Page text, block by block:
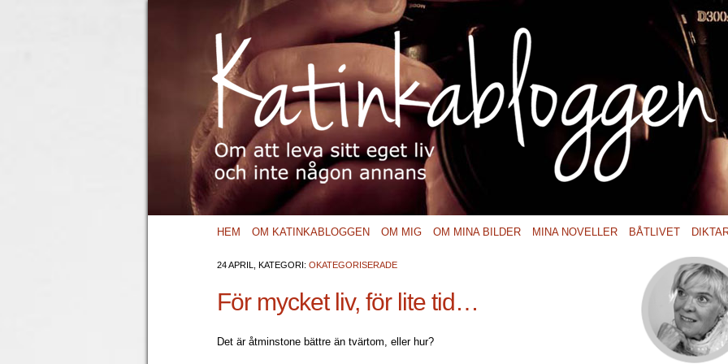
HEM OM KATINKABLOGGEN OM MIG OM MINA BILDER MINA NOVELLER BÅTLIVET
24 APRIL, KATEGORI: OKATEGORISERADE
För mycket liv, för lite tid…
Det är åtminstone bättre än tvärtom, eller hur?